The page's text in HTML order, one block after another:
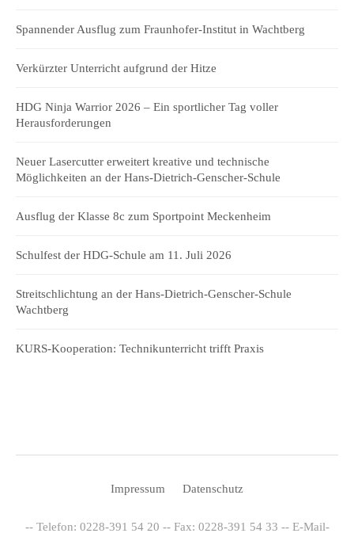
Spannender Ausflug zum Fraunhofer-Institut in Wachtberg
Verkürzter Unterricht aufgrund der Hitze
HDG Ninja Warrior 2026 – Ein sportlicher Tag voller
Herausforderungen
Neuer Lasercutter erweitert kreative und technische
Möglichkeiten an der Hans-Dietrich-Genscher-Schule
Ausflug der Klasse 8c zum Sportpoint Meckenheim
Schulfest der HDG-Schule am 11. Juli 2026
Streitschlichtung an der Hans-Dietrich-Genscher-Schule
Wachtberg
KURS-Kooperation: Technikunterricht trifft Praxis
Impressum Datenschutz
-- Telefon: 0228-391 54 20 -- Fax: 0228-391 54 33 -- E-Mail-